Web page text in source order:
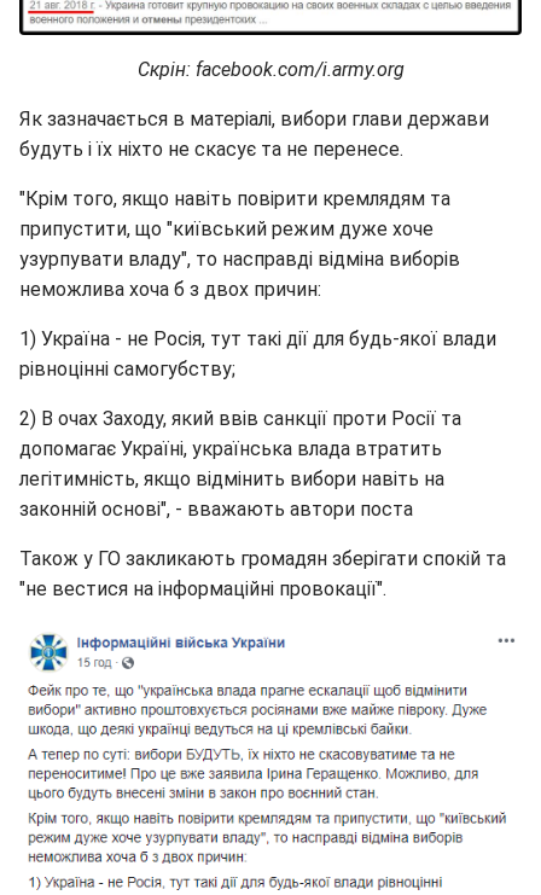
Скрін: facebook.com/i.army.org
Як зазначається в матеріалі, вибори глави держави
будуть і їх ніхто не скасує та не перенесе.
"Крім того, якщо навіть повірити кремлядям та
припустити, що "київський режим дуже хоче
узурпувати владу", то насправді відміна виборів
неможлива хоча б з двох причин:
1) Україна - не Росія, тут такі дії для будь-якої влади
рівноцінні самогубству;
2) В очах Заходу, який ввів санкції проти Росії та
допомагає Україні, українська влада втратить
легітимність, якщо відмінить вибори навіть на
законній основі", - вважають автори поста
Також у ГО закликають громадян зберігати спокій та
"не вестися на інформаційні провокації".